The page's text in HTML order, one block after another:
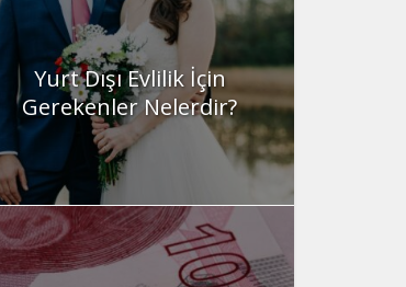
Yurt Dışı Evlilik İçin
Gerekenler Nelerdir?